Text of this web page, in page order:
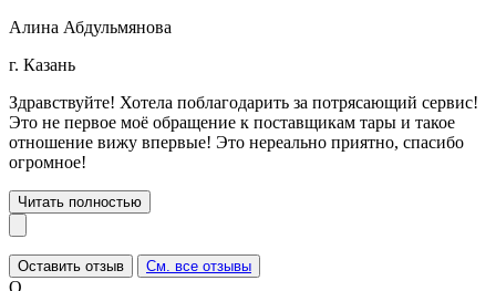
Алина Абдульмянова
г. Казань
Здравствуйте! Хотела поблагодарить за потрясающий сервис!
Это не первое моё обращение к поставщикам тары и такое
отношение вижу впервые! Это нереально приятно, спасибо
огромное!
Читать полностью
Оставить отзыв См. все отзывы
О